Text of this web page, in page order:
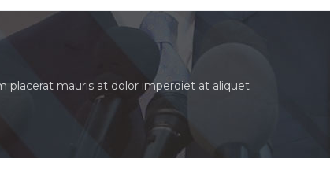
placerat mauris at dolor imperdiet at aliquet